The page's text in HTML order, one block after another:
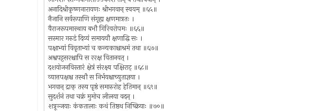
अनादिश्रीकृष्णनारायणः श्रीभगवान् स्वयम् ॥६५॥
नैजानि सर्वरूपाणि संगृह्य क्षणमात्रतः ।
वैराजरूपमास्थाय बभौ गिरिवरोपमः ॥६६॥
सस्मार गरुडं दिव्यं समाययौ क्षणाद्धि सः ।
पक्षाभ्यां विवृताभ्यां च कन्यकाश्चाश्रमं तथा ॥६७॥
अश्वपट्टसरश्चापि स ररक्ष वितानवत् ।
दशयोजनविस्तारं क्षेत्रं संरक्ष्य पक्षिराट् ॥६८॥
व्यात्तपक्षश्च तस्थौ स निर्भयश्चाच्युताज्ञया ।
भगवान् द्राक् तस्य पृष्ठं समारुरोह हेतिमान् ॥६९॥
सुदर्शनं तथा चक्रं मुमोच लीलया वदन् ।
शत्रूञ्जयाः कंकतालाः कथं तिष्ठथ निष्क्रियाः ॥७०॥